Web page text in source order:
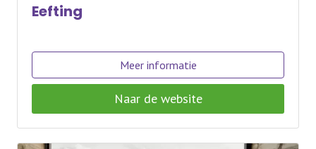
Eefting
Meer informatie
Naar de website